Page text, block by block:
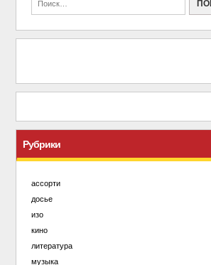
Рубрики
ассорти
досье
изо
кино
литература
музыка